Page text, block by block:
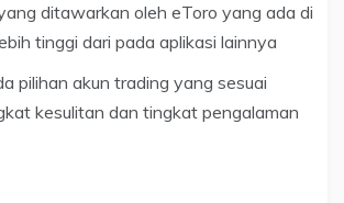
ditawarkan oleh eToro yang ada di
tinggi dari pada aplikasi lainnya
pilihan akun trading yang sesuai
kesulitan dan tingkat pengalaman